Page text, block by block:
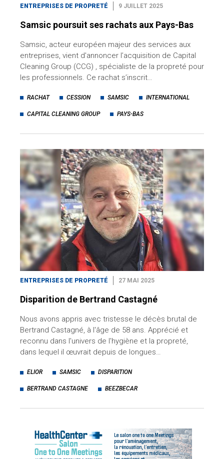
ENTREPRISES DE PROPRETÉ 9 JUILLET 2025
Samsic poursuit ses rachats aux Pays-Bas
Samsic, acteur européen majeur des services aux
entreprises, vient d'annoncer l’acquisition de Capital
Cleaning Group (CCG) , spécialiste de la propreté pour
les professionnels. Ce rachat s’inscrit…
RACHAT CESSION SAMSIC INTERNATIONAL
CAPITAL CLEANING GROUP PAYS-BAS
ENTREPRISES DE PROPRETÉ 27 MAI 2025
Disparition de Bertrand Castagné
Nous avons appris avec tristesse le décès brutal de
Bertrand Castagné, à l'âge de 58 ans. Apprécié et
reconnu dans l'univers de l'hygiène et la propreté,
dans lequel il œuvrait depuis de longues…
ELIOR SAMSIC DISPARITION
BERTRAND CASTAGNE BEEZBECAR